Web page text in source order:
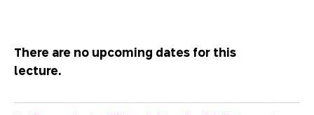
There are no upcoming dates for this
lecture.